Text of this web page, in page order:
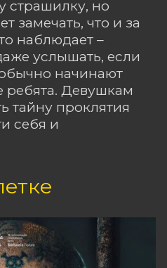
страшилку, но
замечать, что и за
наблюдает –
услышать, если
начинают
ребята. Девушкам
тайну проклятия
себя и